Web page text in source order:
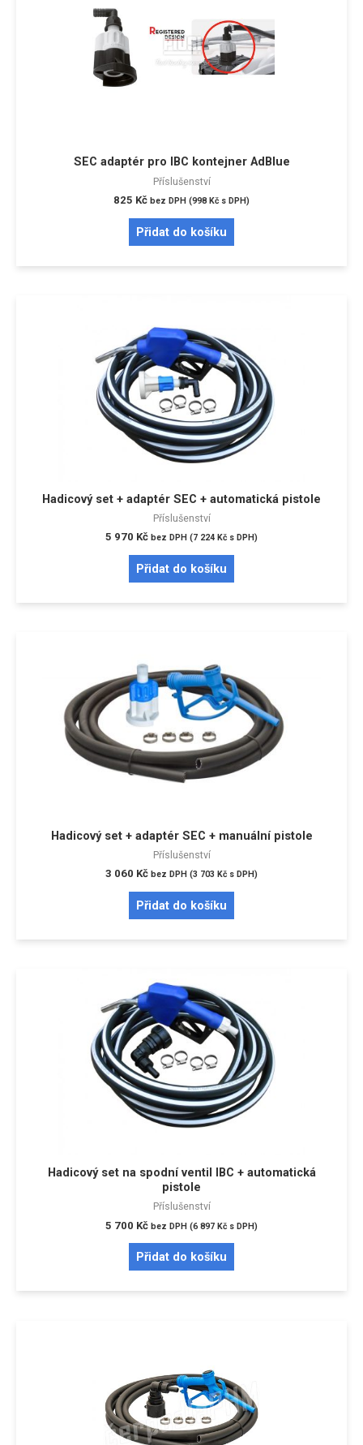
SEC adaptér pro IBC kontejner AdBlue
Příslušenství
825 Kč bez DPH (998 Kč s DPH)
Přidat do košíku
Hadicový set + adaptér SEC + automatická pistole
Příslušenství
5 970 Kč bez DPH (7 224 Kč s DPH)
Přidat do košíku
Hadicový set + adaptér SEC + manuální pistole
Příslušenství
3 060 Kč bez DPH (3 703 Kč s DPH)
Přidat do košíku
Hadicový set na spodní ventil IBC + automatická
pistole
Příslušenství
5 700 Kč bez DPH (6 897 Kč s DPH)
Přidat do košíku